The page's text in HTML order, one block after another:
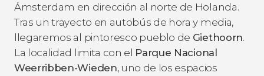
Ámsterdam en dirección al norte de Holanda.
Tras un trayecto en autobús de hora y media,
llegaremos al pintoresco pueblo de Giethoorn.
La localidad limita con el Parque Nacional
Weerribben-Wieden, uno de los espacios